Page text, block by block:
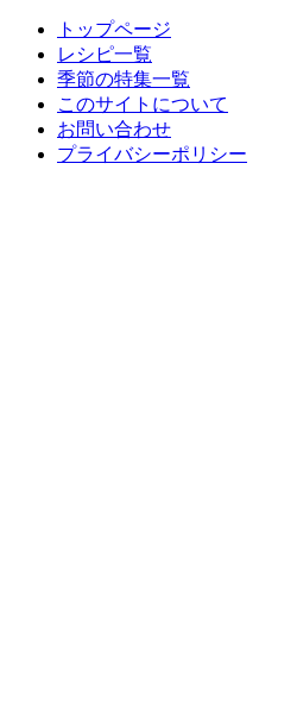
トップページ
レシピ一覧
季節の特集一覧
このサイトについて
お問い合わせ
プライバシーポリシー